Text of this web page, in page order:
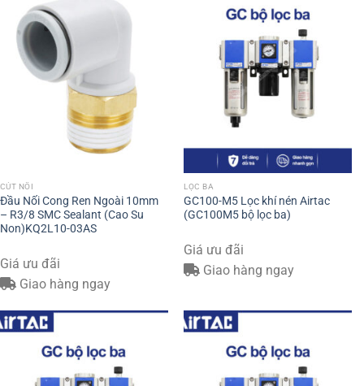
CÚT NỐI
Đầu Nối Cong Ren Ngoài 10mm
– R3/8 SMC Sealant (Cao Su
Non)KQ2L10-03AS
Giá ưu đãi
Giao hàng ngay
LỌC BA
GC100-M5 Lọc khí nén Airtac
(GC100M5 bộ lọc ba)
Giá ưu đãi
Giao hàng ngay